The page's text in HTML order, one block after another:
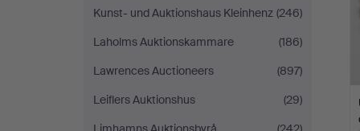
Kunst- und Auktionshaus Kleinhenz (246)
Laholms Auktionskammare
(186)
Lawrences Auctioneers
(897)
Leiflers Auktionshus
(29)